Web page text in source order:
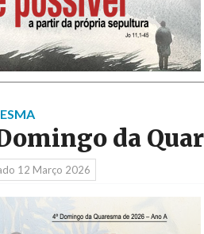
da
12 Março 2026